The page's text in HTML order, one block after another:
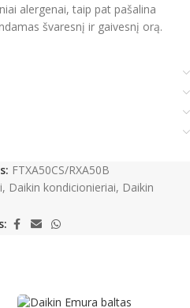
alergenai, taip pat pašalina
švaresnį ir gaivesnį orą.
FTXA50CS/RXA50B
, Daikin kondicionieriai, Daikin